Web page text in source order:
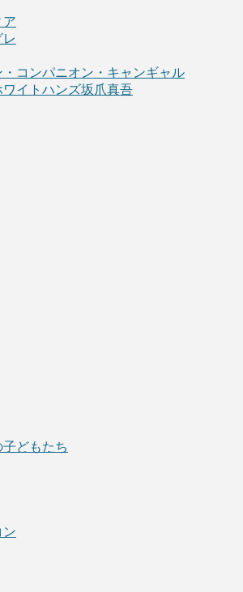
ア
・コンパニオン・キャンギャル
イトハンズ坂爪真吾
どもたち
ン